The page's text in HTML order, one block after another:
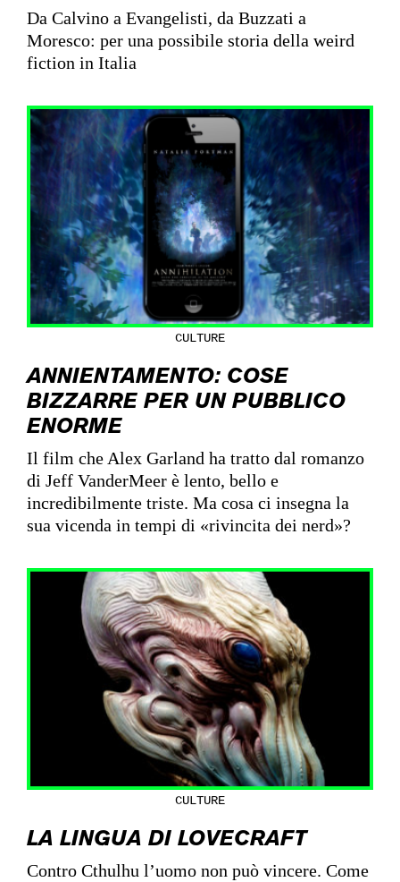
Da Calvino a Evangelisti, da Buzzati a
Moresco: per una possibile storia della weird
fiction in Italia
CULTURE
ANNIENTAMENTO: COSE
BIZZARRE PER UN PUBBLICO
ENORME
Il film che Alex Garland ha tratto dal romanzo
di Jeff VanderMeer è lento, bello e
incredibilmente triste. Ma cosa ci insegna la
sua vicenda in tempi di «rivincita dei nerd»?
CULTURE
LA LINGUA DI LOVECRAFT
Contro Cthulhu l’uomo non può vincere. Come